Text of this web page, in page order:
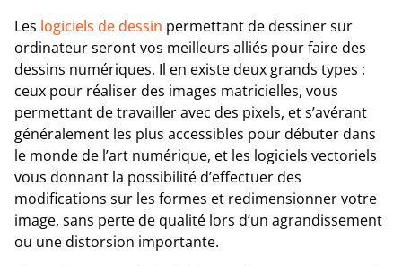
Les logiciels de dessin permettant de dessiner sur
ordinateur seront vos meilleurs alliés pour faire des
dessins numériques. Il en existe deux grands types :
ceux pour réaliser des images matricielles, vous
permettant de travailler avec des pixels, et s’avérant
généralement les plus accessibles pour débuter dans
le monde de l’art numérique, et les logiciels vectoriels
vous donnant la possibilité d’effectuer des
modifications sur les formes et redimensionner votre
image, sans perte de qualité lors d’un agrandissement
ou une distorsion importante.